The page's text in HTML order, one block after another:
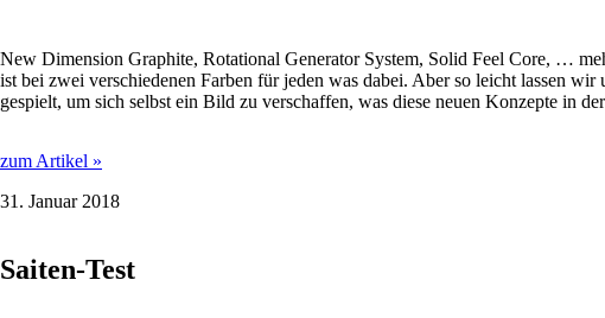
New Dimension Graphite, Rotational Generator System, Solid Feel Core, …
ist bei zwei verschiedenen Farben für jeden was dabei. Aber so leicht lassen
gespielt, um sich selbst ein Bild zu verschaffen, was diese neuen Konzepte in
zum Artikel »
–
MODELL
31. Januar 2018
Saiten-Test